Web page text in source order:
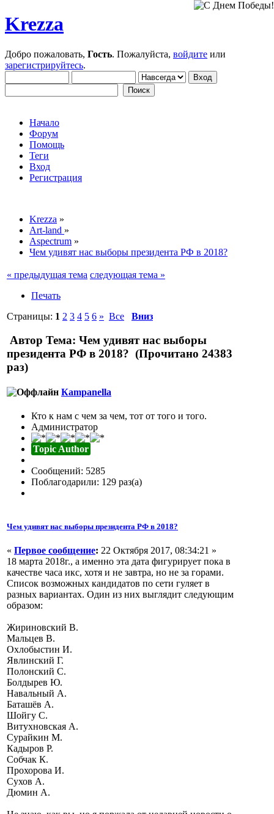
Krezza
Добро пожаловать, Гость. Пожалуйста, войдите или
зарегистрируйтесь.
Начало
Форум
Помощь
Теги
Вход
Регистрация
Krezza »
Art-land »
Aspectrum »
Чем удивят нас выборы президента РФ в 2018?
« предыдущая тема следующая тема »
Печать
Страницы: 1 2 3 4 5 6 » Все Вниз
Автор Тема: Чем удивят нас выборы
президента РФ в 2018? (Прочитано 24383
раз)
Кampanella
Кто к нам с чем за чем, тот от того и того.
Администратор
Topic Author
Сообщений: 5285
Поблагодарили: 129 раз(а)
Чем удивят нас выборы президента РФ в 2018?
« Первое сообщение: 22 Октября 2017, 08:34:21 »
18 марта 2018г., а именно эта дата фигурирует пока в
качестве часа икс, хотя и не завтра, но не за горами.
Список возможных кандидатов по сети гуляет в
разных вариантах. Один из них выглядит следующим
образом:
Жириновский В.
Мальцев В.
Охлобыстин И.
Явлинский Г.
Полонский С.
Болдырев Ю.
Навальный А.
Баташёв А.
Шойгу С.
Витухновская А.
Сурайкин М.
Кадыров Р.
Собчак К.
Прохорова И.
Сухов А.
Дюмин А.